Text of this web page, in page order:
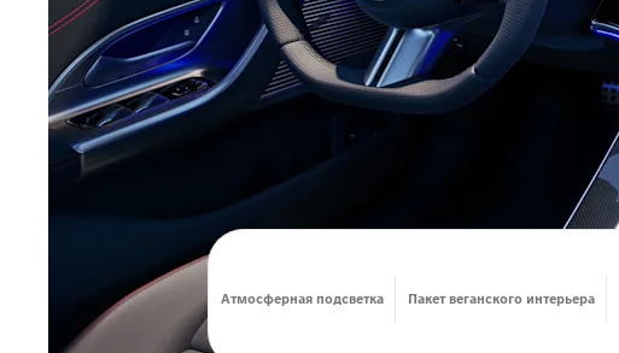
Атмосферная подсветка Пакет веганского интерьера